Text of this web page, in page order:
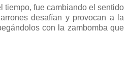
tiempo, fue cambiando el sentido
desafían y provocan a la
con la zambomba que